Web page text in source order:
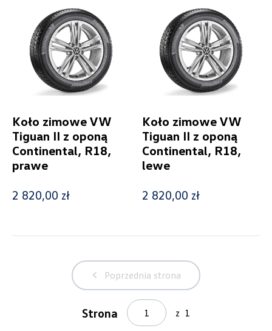
Koło zimowe VW
Tiguan II z oponą
Continental, R18,
prawe
2 820,00 zł
Koło zimowe VW
Tiguan II z oponą
Continental, R18,
lewe
2 820,00 zł
Poprzednia strona
Strona z 1
Twoje zapytanie
Wpisz lokalizację